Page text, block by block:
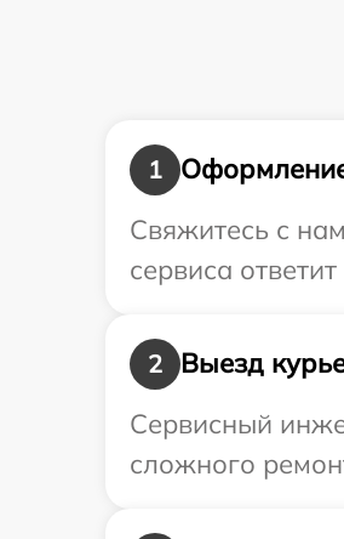
1
Свяжитесь с
сервиса
2
Выезд
Сервисный
сложного